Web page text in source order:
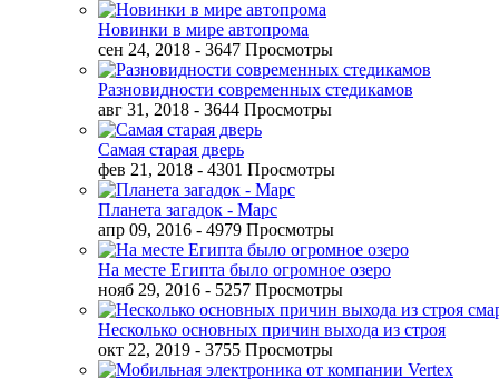
Новинки в мире автопрома
сен 24, 2018 - 3647 Просмотры
Разновидности современных стедикамов
авг 31, 2018 - 3644 Просмотры
Самая старая дверь
фев 21, 2018 - 4301 Просмотры
Планета загадок - Марс
апр 09, 2016 - 4979 Просмотры
На месте Египта было огромное озеро
нояб 29, 2016 - 5257 Просмотры
Несколько основных причин выхода из строя
окт 22, 2019 - 3755 Просмотры